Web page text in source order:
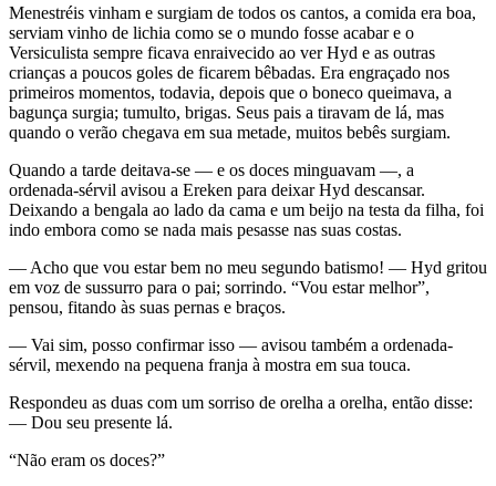
Menestréis vinham e surgiam de todos os cantos, a comida era boa,
serviam vinho de lichia como se o mundo fosse acabar e o
Versiculista sempre ficava enraivecido ao ver Hyd e as outras
crianças a poucos goles de ficarem bêbadas. Era engraçado nos
primeiros momentos, todavia, depois que o boneco queimava, a
bagunça surgia; tumulto, brigas. Seus pais a tiravam de lá, mas
quando o verão chegava em sua metade, muitos bebês surgiam.
Quando a tarde deitava-se — e os doces minguavam —, a
ordenada-sérvil avisou a Ereken para deixar Hyd descansar.
Deixando a bengala ao lado da cama e um beijo na testa da filha, foi
indo embora como se nada mais pesasse nas suas costas.
— Acho que vou estar bem no meu segundo batismo! — Hyd gritou
em voz de sussurro para o pai; sorrindo. “Vou estar melhor”,
pensou, fitando às suas pernas e braços.
— Vai sim, posso confirmar isso — avisou também a ordenada-
sérvil, mexendo na pequena franja à mostra em sua touca.
Respondeu as duas com um sorriso de orelha a orelha, então disse:
— Dou seu presente lá.
“Não eram os doces?”